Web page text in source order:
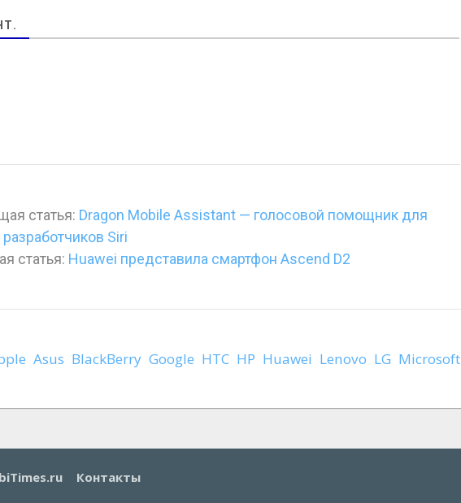
статья: Dragon Mobile Assistant — голосовой помощник для
Siri
статья: Huawei представила смартфон Ascend D2
Asus BlackBerry Google HTC HP Huawei Lenovo LG Microsoft
Контакты